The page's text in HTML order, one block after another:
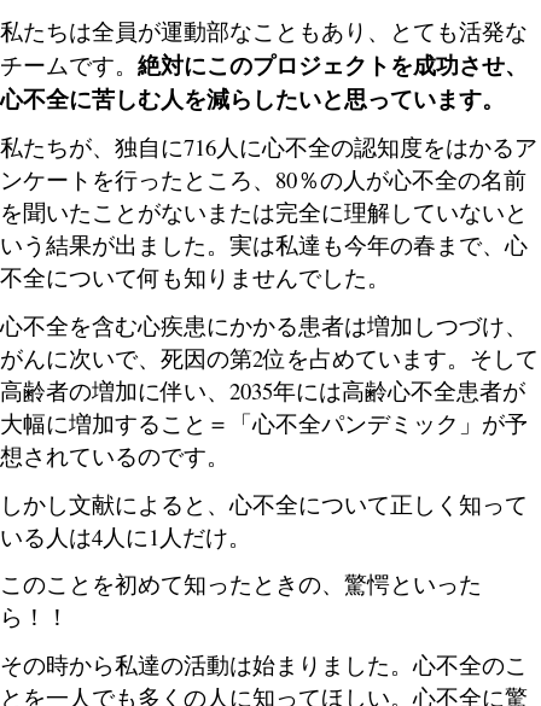
私たちは全員が運動部なこともあり、とても活発な
チームです。 絶対にこのプロジェクトを成功させ、
心不全に苦しむ人を減らしたいと思っています。
私たちが、独自に716人に心不全の認知度をはかるア
ンケートを行ったところ、80％の人が心不全の名前
を聞いたことがないまたは完全に理解していないと
いう結果が出ました。実は私達も今年の春まで、心
不全について何も知りませんでした。
心不全を含む心疾患にかかる患者は増加しつづけ、
がんに次いで、死因の第2位を占めています。そして
高齢者の増加に伴い、2035年には高齢心不全患者が
大幅に増加すること＝「心不全パンデミック」が予
想されているのです。
しかし文献によると、心不全について正しく知って
いる人は4人に1人だけ。
このことを初めて知ったときの、驚愕といった
ら ！！
その時から私達の活動は始まりました。心不全のこ
とを一人でも多くの人に知ってほしい。心不全に驚